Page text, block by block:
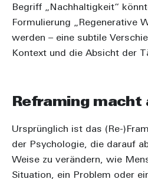
Begriff „Nachhaltigkeit“
Formulierung „Regenerative
werden – eine subtile
Kontext und die Absicht der
Reframing macht
Ursprünglich ist das (Re-
der Psychologie, die darauf
Weise zu verändern, wie
Situation, ein Problem oder